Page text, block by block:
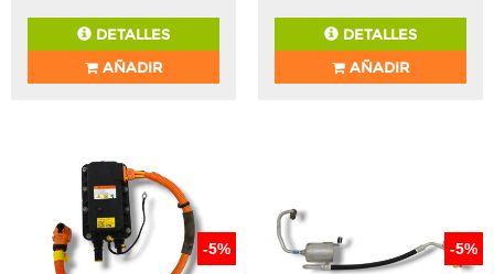
DETALLES
AÑADIR
DETALLES
AÑADIR
-5% -5%